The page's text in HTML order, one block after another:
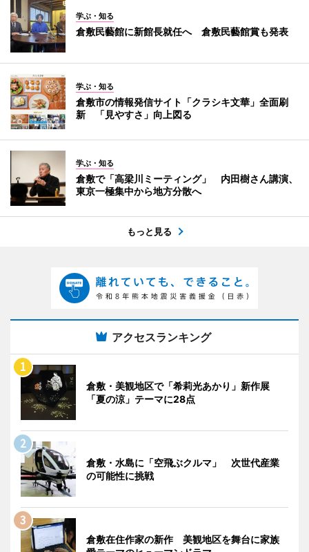
学ぶ・知る
倉敷民藝館に新館長就任へ 倉敷民藝館賞も発表
学ぶ・知る
倉敷市の情報発信サイト「クラシキ文華」全面刷
新 「見やすさ」向上図る
学ぶ・知る
倉敷で「高梁川ミーティング」 内田樹さん講演、
東京一極集中から地方分散へ
もっと見る
アクセスランキング
倉敷・美観地区で「希莉光あかり」新作展
「夏の涼」テーマに28点
倉敷・水島に「空飛ぶクルマ」 次世代産業
の可能性に挑戦
倉敷在住作家の新作 美観地区を舞台に家族